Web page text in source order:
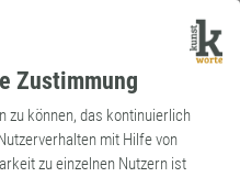
Zustimmung
zu können, das kontinuierlich
mit Hilfe von
zu einzelnen Nutzern ist